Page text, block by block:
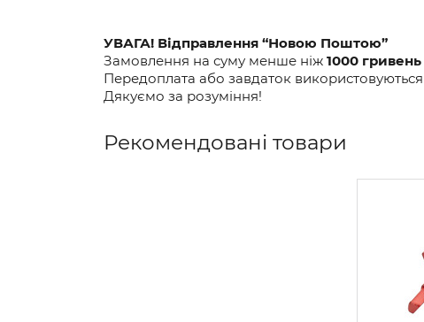
УВАГА! Відправлення “Новою Поштою”
Замовлення на суму менше ніж 1000 гривень
Передоплата або завдаток
Дякуємо за розуміння!
Рекомендовані товари